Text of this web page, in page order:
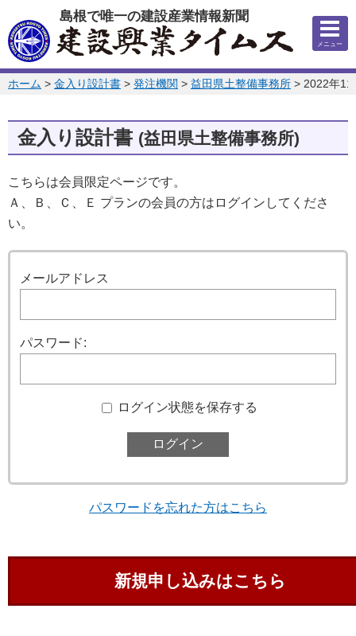
このページの本文へ
島根で唯一の建設産業情報新聞
メニュー
このページの位置:
ホーム > 金入り設計書 > 発注機関 > 益田県土整備事務所 > 2022年
金入り設計書 (益田県土整備事務所)
こちらは会員限定ページです。
Ａ、Ｂ、Ｃ、Ｅ プランの会員の方はログインしてくださ
い。
メールアドレス
パスワード:
ログイン状態を保存する
パスワードを忘れた方はこちら
新規申し込みはこちら